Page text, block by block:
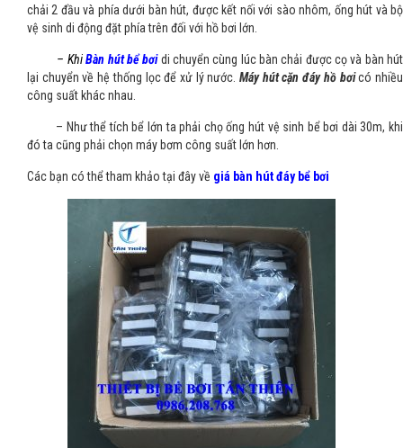
chải 2 đầu và phía dưới bàn hút, được kết nối với sào nhôm, ống hút và bộ
vệ sinh di động đặt phía trên đối với hồ bơi lớn.
– Khi Bàn hút bể bơidi chuyển cùng lúc bàn chải được cọ và bàn hút
lại chuyển về hệ thống lọc để xử lý nước.Máy hút cặn đáy hồ bơicó nhiều
công suất khác nhau.
– Như thể tích bể lớn ta phải chọ ống hút vệ sinh bể bơi dài 30m, khi
đó ta cũng phải chọn máy bơm công suất lớn hơn.
Các bạn có thể tham khảo tại đây về giá bàn hút đáy bể bơi